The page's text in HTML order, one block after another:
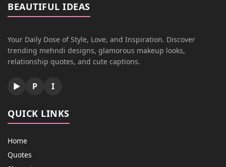
BEAUTIFUL IDEAS
Your Daily Dose of Style, Love, and Inspiration. Discover
trending mehndi designs, glamorous makeup looks,
relationship quotes, and cute captions.
▶ P I
QUICK LINKS
Home
Quotes